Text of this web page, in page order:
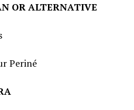
OR ALTERNATIVE
Periné